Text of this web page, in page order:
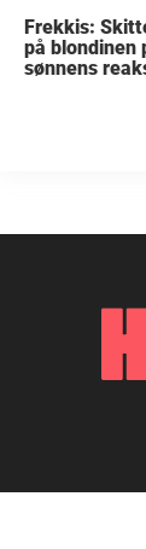
Frekkis:
på blondinen
sønnens